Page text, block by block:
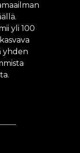
yli 100
yhden